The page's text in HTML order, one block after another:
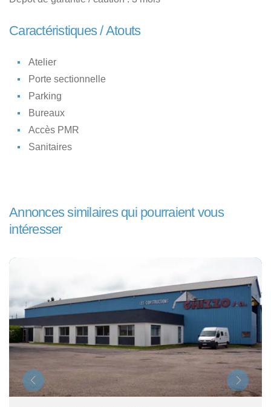
Caractéristiques / Atouts
Atelier
Porte sectionnelle
Parking
Bureaux
Accès PMR
Sanitaires
Annonces similaires qui pourraient vous
intéresser